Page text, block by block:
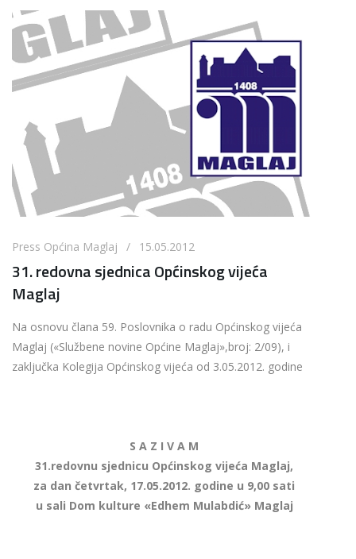
Press Općina Maglaj / 15.05.2012
31. redovna sjednica Općinskog vijeća
Maglaj
Na osnovu člana 59. Poslovnika o radu Općinskog vijeća
Maglaj («Službene novine Općine Maglaj»,broj: 2/09), i
zaključka Kolegija Općinskog vijeća od 3.05.2012. godine
S A Z I V A M
31.redovnu sjednicu Općinskog vijeća Maglaj,
za dan četvrtak, 17.05.2012. godine u 9,00 sati
u sali Dom kulture «Edhem Mulabdić» Maglaj